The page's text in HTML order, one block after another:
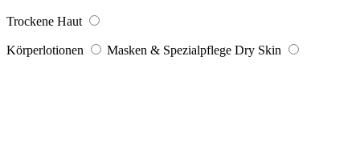
Trockene Haut
Körperlotionen Masken & Spezialpflege Dry Skin